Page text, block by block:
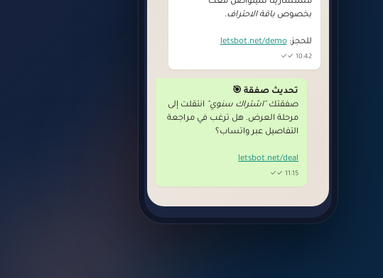
بخصوصباقة الاحتراف.
للحجز:letsbot.net/demo
10:42 ✓✓
تحديث صفقة 🎯
صفقتك"اشتراك سنوي" انتقلت إلى
مرحلة العرض. هل ترغب في مراجعة
التفاصيل عبر واتساب؟
letsbot.net/deal
11:15 ✓✓